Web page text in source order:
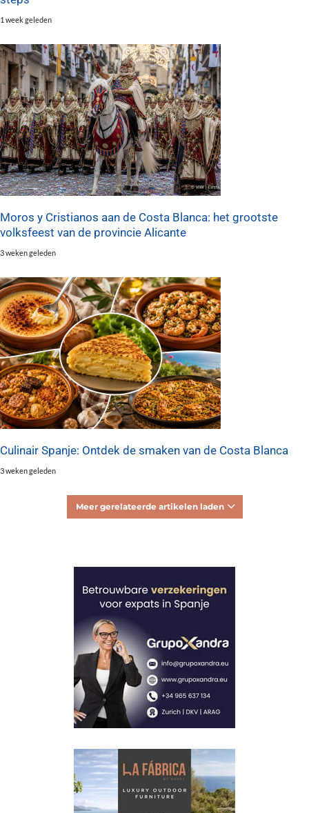
1 week geleden
Moros y Cristianos aan de Costa Blanca: het grootste
volksfeest van de provincie Alicante
3 weken geleden
Culinair Spanje: Ontdek de smaken van de Costa Blanca
3 weken geleden
Meer gerelateerde artikelen laden